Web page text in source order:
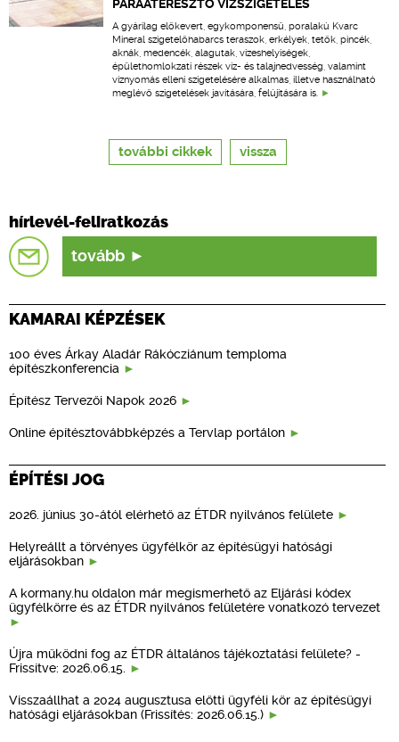
PÁRAÁTERESZTŐ VÍZSZIGETELÉS
A gyárilag előkevert, egykomponensű, poralakú Kvarc
Mineral szigetelőhabarcs teraszok, erkélyek, tetők, pincék,
aknák, medencék, alagutak, vizeshelyiségek,
épülethomlokzati részek víz- és talajnedvesség, valamint
víznyomás elleni szigetelésére alkalmas, illetve használható
meglévő szigetelések javítására, felújítására is.
további cikkek vissza
hírlevél-feliratkozás
tovább
KAMARAI KÉPZÉSEK
100 éves Árkay Aladár Rákócziánum temploma
építészkonferencia
Építész Tervezői Napok 2026
Online építésztovábbképzés a Tervlap portálon
ÉPÍTÉSI JOG
2026. június 30-ától elérhető az ÉTDR nyilvános felülete
Helyreállt a törvényes ügyfélkör az építésügyi hatósági
eljárásokban
A kormany.hu oldalon már megismerhető az Eljárási kódex
ügyfélkörre és az ÉTDR nyilvános felületére vonatkozó tervezet
Újra működni fog az ÉTDR általános tájékoztatási felülete? -
Frissítve: 2026.06.15.
Visszaállhat a 2024 augusztusa előtti ügyféli kör az építésügyi
hatósági eljárásokban (Frissítés: 2026.06.15.)